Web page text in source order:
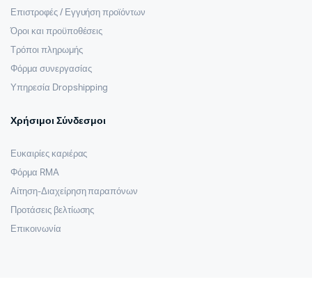
Επιστροφές / Εγγυήση προϊόντων
Όροι και προϋποθέσεις
Τρόποι πληρωμής
Φόρμα συνεργασίας
Υπηρεσία Dropshipping
Χρήσιμοι Σύνδεσμοι
Ευκαιρίες καριέρας
Φόρμα RMA
Αίτηση-Διαχείρηση παραπόνων
Προτάσεις βελτίωσης
Επικοινωνία